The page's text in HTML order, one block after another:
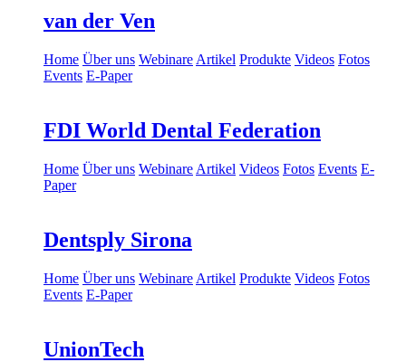
van der Ven
Home Über uns Webinare Artikel Produkte Videos Fotos
Events E-Paper
FDI World Dental Federation
Home Über uns Webinare Artikel Videos Fotos Events E-
Paper
Dentsply Sirona
Home Über uns Webinare Artikel Produkte Videos Fotos
Events E-Paper
UnionTech